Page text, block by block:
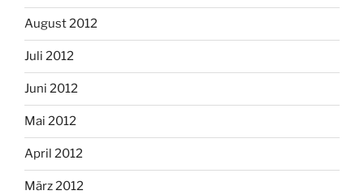
August 2012
Juli 2012
Juni 2012
Mai 2012
April 2012
März 2012